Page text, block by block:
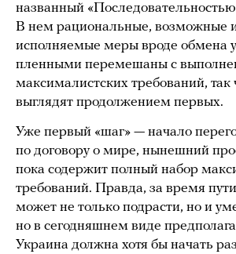
названный
В нем рациональные, возможные
исполняемые меры вроде обмена
пленными перемешаны с
максималистских требований, так
выглядят продолжением первых.
Уже первый «шаг» — начало
по договору о мире, нынешний
пока содержит полный набор
требований. Правда, за время пути
может не только подрасти, но и
но в сегодняшнем виде
Украина должна хотя бы начать